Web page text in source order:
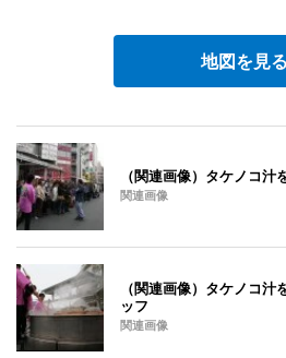
地図を見る
（関連画像）タケノコ
関連画像
（関連画像）タケノコ
ッフ
関連画像